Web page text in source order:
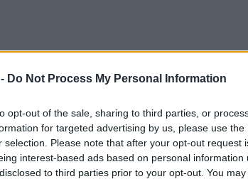
Do Not Process My Personal Information
opt-out of the sale, sharing to third parties, or
for targeted advertising by us, please use
selection. Please note that after your opt-out request
interest-based ads based on personal information
to third parties prior to your opt-out. You